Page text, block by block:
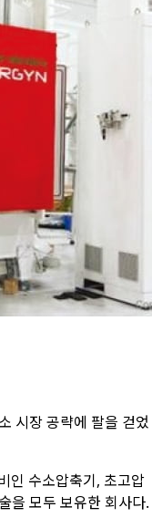
시장 공략에 팔을 걷었
인 수소압축기, 초고압
을 모두 보유한 회사다.